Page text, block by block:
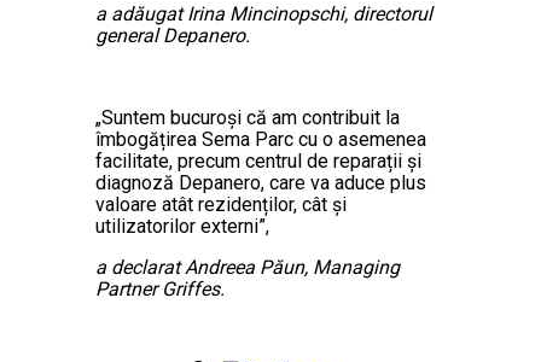
a adăugat Irina Mincinopschi, directorul
general Depanero.
„Suntem bucuroși că am contribuit la
îmbogățirea Sema Parc cu o asemenea
facilitate, precum centrul de reparații și
diagnoză Depanero, care va aduce plus
valoare atât rezidenților, cât și
utilizatorilor externi”,
a declarat Andreea Păun, Managing
Partner Griffes.